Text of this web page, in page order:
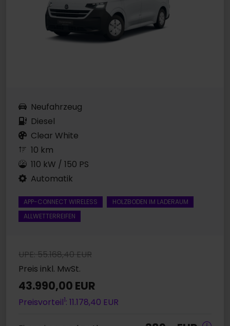
Neufahrzeug
Diesel
Clear White
10 km
110 kW / 150 PS
Automatik
APP-CONNECT WIRELESS
HOLZBODEN IM LADERAUM
ALLWETTERREIFEN
UPE: 55.168,40 EUR
Preis inkl. MwSt.
43.990,00 EUR
Preisvorteil1: 11.178,40 EUR